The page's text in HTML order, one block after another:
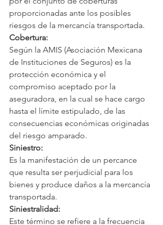
proporcionadas ante los posibles
riesgos de la mercancía transportada.
Cobertura:
Según la AMIS (Asociación Mexicana
de Instituciones de Seguros) es la
protección económica y el
compromiso aceptado por la
aseguradora, en la cual se hace cargo
hasta el límite estipulado, de las
consecuencias económicas originadas
del riesgo amparado.
Siniestro:
Es la manifestación de un percance
que resulta ser perjudicial para los
bienes y produce daños a la mercancía
transportada.
Siniestralidad:
Este término se refiere a la frecuencia